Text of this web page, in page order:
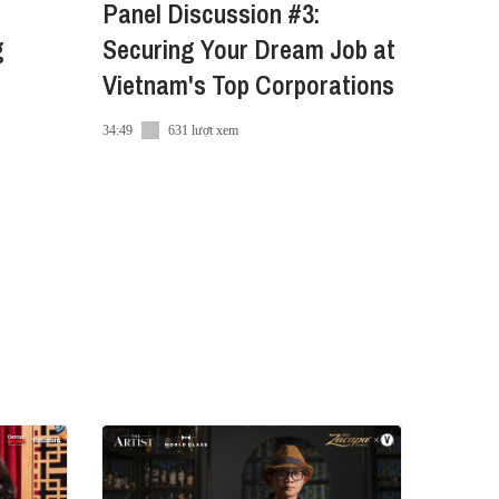
Johnnie Walker, Don Julio), Rượu
Panel Discussion #3:
Securing Your Dream Job at
Vietnam's Top Corporations
34:49 631 lượt xem